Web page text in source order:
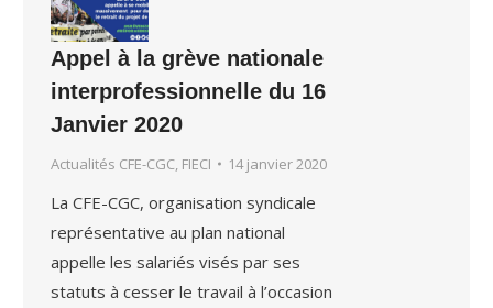
Appel à la grève nationale
interprofessionnelle du 16
Janvier 2020
Actualités CFE-CGC, FIECI 14 janvier 2020
La CFE-CGC, organisation syndicale
représentative au plan national
appelle les salariés visés par ses
statuts à cesser le travail à l’occasion